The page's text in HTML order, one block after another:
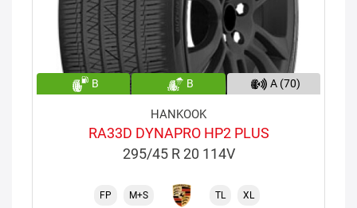
B B A (70)
HANKOOK
RA33D DYNAPRO HP2 PLUS
295/45 R 20 114V
FP M+S TL XL